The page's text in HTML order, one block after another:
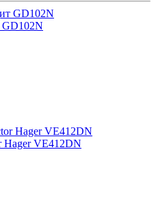
Hager VE412DN